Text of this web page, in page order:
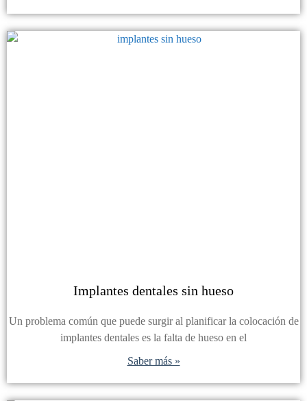
Implantes dentales sin hueso
Un problema común que puede surgir al planificar la colocación de
implantes dentales es la falta de hueso en el
Saber más »